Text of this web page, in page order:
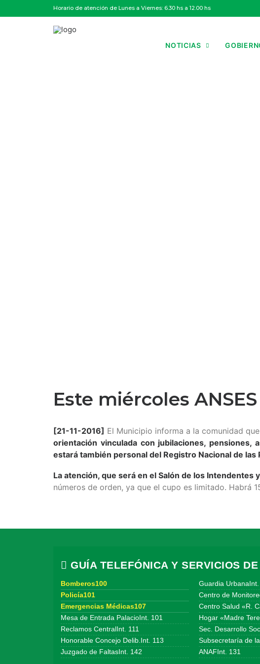
Horario de atención de Lunes a Viernes: 6.30 hs a 12.00 hs
NOTICIAS
Este miércoles
[21-11-2016] El Municipio informa a la comunidad
orientación vinculada con jubilaciones,
estará también personal del Registro Nacional de las
La atención, que será en el Salón de los Intendentes
números de orden, ya que el cupo es limitado. Habrá
GUÍA TELEFÓNICA Y SERVICIOS
Bomberos100
Policía101
Emergencias Médicas107
Mesa de Entrada PalacioInt. 101
Reclamos CentralInt. 111
Honorable Concejo Delib.Int. 113
Juzgado de FaltasInt. 142
Guardia
Centro de
Centro Salud «R.
Hogar «Madre
Sec. Desarrollo
Subsecretaría de
ANAFInt. 131